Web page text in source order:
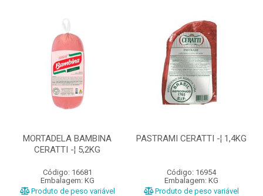
MORTADELA BAMBINA
CERATTI -¦ 5,2KG
Código: 16681
Embalagem: KG
Produto de peso variável
PASTRAMI CERATTI -¦ 1,4KG
Código: 16954
Embalagem: KG
Produto de peso variável